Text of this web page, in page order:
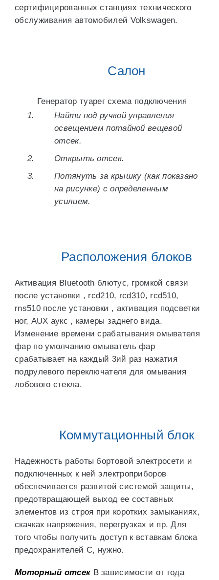
сертифицированных станциях технического
обслуживания автомобилей Volkswagen.
Салон
Генератор туарег схема подключения
Найти под ручкой управления
освещением потайной вещевой
отсек.
Открыть отсек.
Потянуть за крышку (как показано
на рисунке) с определенным
усилием.
Расположения блоков
Активация Bluetooth блютус, громкой связи
после установки , rcd210, rcd310, rcd510,
rns510 после установки , активация подсветки
ног, AUX аукс , камеры заднего вида.
Изменение времени срабатывания омывателя
фар по умолчанию омыватель фар
срабатывает на каждый 3ий раз нажатия
подрулевого переключателя для омывания
лобового стекла.
Коммутационный блок
Надежность работы бортовой электросети и
подключенных к ней электроприборов
обеспечивается развитой системой защиты,
предотвращающей выход ее составных
элементов из строя при коротких замыканиях,
скачках напряжения, перегрузках и пр. Для
того чтобы получить доступ к вставкам блока
предохранителей С, нужно.
Моторный отсек В зависимости от года